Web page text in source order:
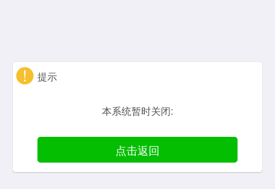
提示
本系统暂时关闭:
点击返回